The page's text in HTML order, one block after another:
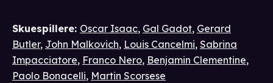
Skuespillere: Oscar Isaac, Gal Gadot, Gerard
Butler, John Malkovich, Louis Cancelmi, Sabrina
Impacciatore, Franco Nero, Benjamin Clementine,
Paolo Bonacelli, Martin Scorsese